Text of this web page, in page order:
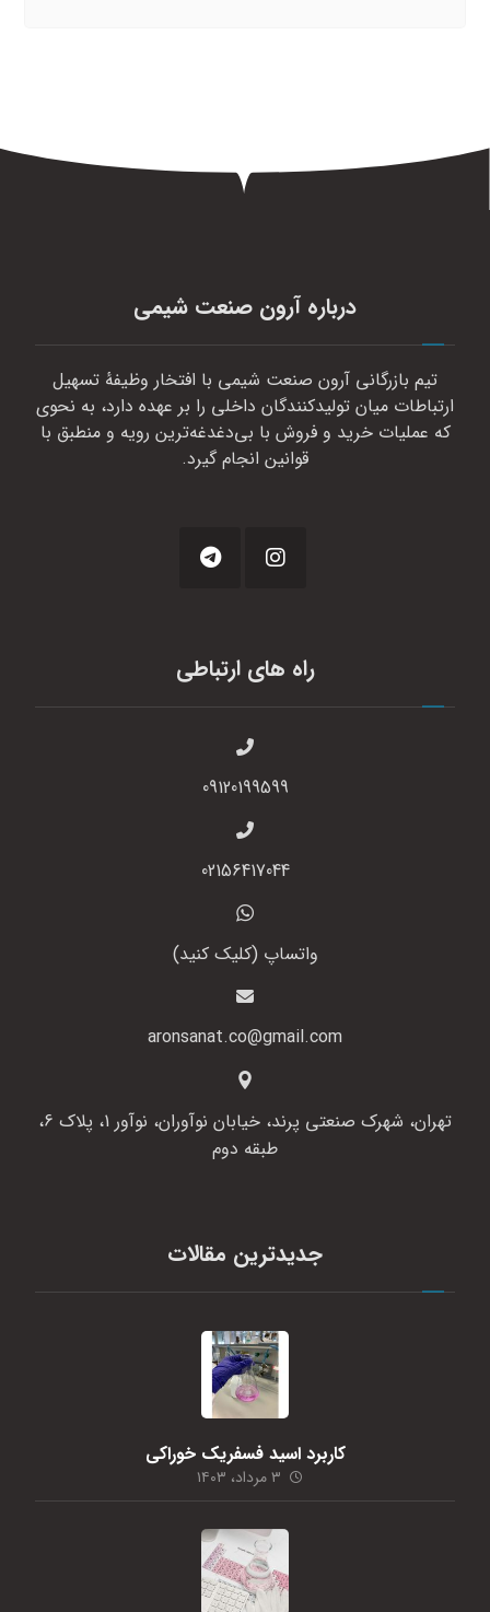
درباره آرون صنعت شیمی
تیم بازرگانی آرون صنعت شیمی با افتخار وظیفهٔ تسهیل
ارتباطات میان تولیدکنندگان داخلی را بر عهده دارد، به نحوی
که عملیات خرید و فروش با بی‌دغدغه‌ترین رویه و منطبق با
قوانین انجام گیرد.
راه های ارتباطی
09120199599
02156417044
واتساپ (کلیک کنید)
aronsanat.co@gmail.com
تهران، شهرک صنعتی پرند، خیابان نوآوران، نوآور 1، پلاک 6،
طبقه دوم
جدیدترین مقالات
کاربرد اسید فسفریک خوراکی
۳ مرداد، ۱۴۰۳